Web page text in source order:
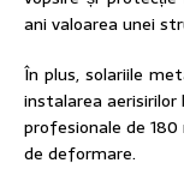
ani valoarea unei
În plus, solariile
instalarea
profesionale de 180
de deformare.